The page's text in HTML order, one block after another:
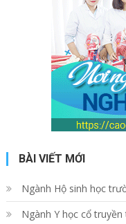
BÀI VIẾT MỚI
Ngành Hộ sinh học
Ngành Y học cổ